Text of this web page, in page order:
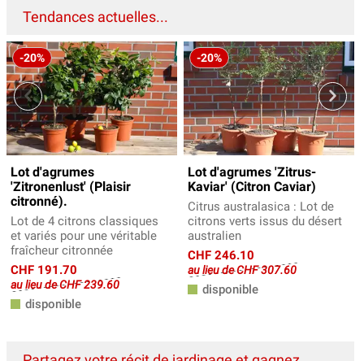
Tendances actuelles...
-20%
Lot d'agrumes
'Zitronenlust' (Plaisir
citronné).
Lot de 4 citrons classiques
et variés pour une véritable
fraîcheur citronnée
CHF 191.70
au lieu de CHF 239.60
disponible
-20%
Lot d'agrumes 'Zitrus-
Kaviar' (Citron Caviar)
Citrus australasica : Lot de
citrons verts issus du désert
australien
CHF 246.10
au lieu de CHF 307.60
disponible